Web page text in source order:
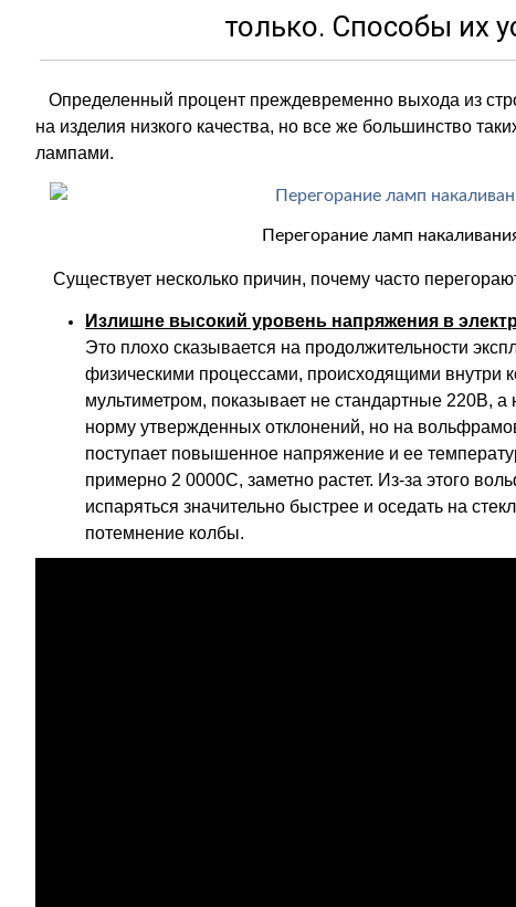
только. Способы их
Определенный процент преждевременно выхода из
на изделия низкого качества, но все же большинство
лампами.
Перегорание ламп
Существует несколько причин, почему часто
Излишне высокий уровень напряжения в
Это плохо сказывается на продолжительности
физическими процессами, происходящими внутри
мультиметром, показывает не стандартные 220В,
норму утвержденных отклонений, но на
поступает повышенное напряжение и ее
примерно 2 0000С, заметно растет. Из-за этого
испаряться значительно быстрее и оседать на
потемнение колбы.